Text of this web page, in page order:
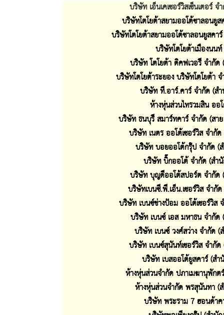
บริษัท เอ็นเคเซอร์วิสเซ็นเตอร์ จ
บริษัทโตโยต้าสยามออโต้ซาลอนยู
บริษัทโตโยต้าสยามออโต้ซาลอนยูสคา
บริษัทโตโยต้าเมืองนน
บริษัท โตโยต้า ดิคฟเวอรี จำกัด
บริษัทโตโยต้าระยอง บริษัทโตโยต้า
บริษัท ที.อาร์.คาร์ จำกัด (ส
ห้างหุ่นส่วนไทรวมสิน ออ
บริษัท ธนบุรี สมาร์ทคาร์ จำกัด (สา
บริษัท เนตร ออโต้เซอร์วิส จำกั
บริษัท บอยออโต้กรุ๊ป จำกัด (
บริษัท บิ๊กออโต้ จำกัด (สำ
บริษัท บุญดีออโต้สปอร์ต จำกัด
บริษัทเบนซี.พี.เอ็น.เซอร์วิส จำกั
บริษัท เบนซ์ช่างป้อม ออโต้เซอร์วิส
บริษัท เบนซ์ เอส มหาธน จำกัด
บริษัท เบนซ์ วงศ์สว่าง จำกัด (
บริษัท เบนซ์สุนันท์เซอร์วิส จำกั
บริษัท เบสออโต้ยูสคาร์ (สำ
ห้างหุ่นส่วนจำกัด ปภาเมฆานุพักต
ห้างหุ่นส่วนจำกัด พรสุนันทา (
บริษัท พระราม 7 ฮอนด้า